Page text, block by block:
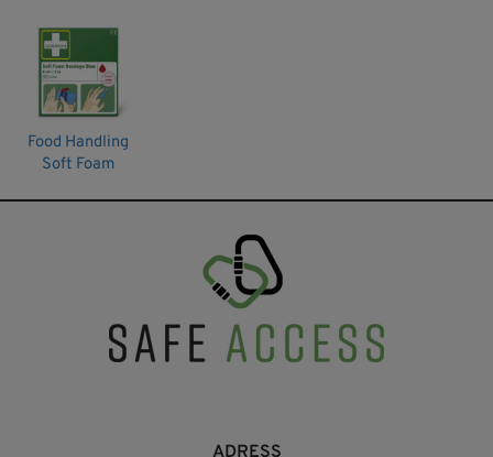
Food Handling
Soft Foam